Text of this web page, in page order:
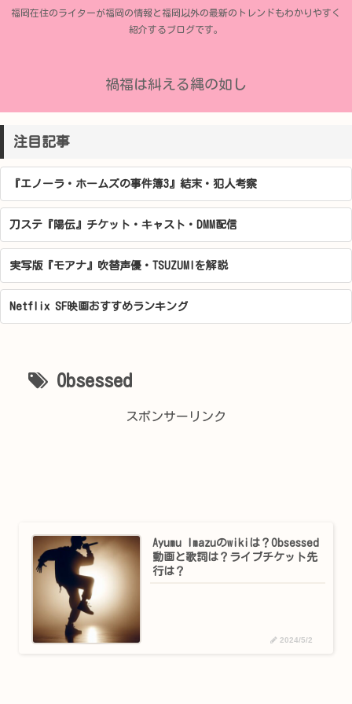
福岡在住のライターが福岡の情報と福岡以外の最新のトレンドもわかりやすく
紹介するブログです。
禍福は糾える縄の如し
注目記事
『エノーラ・ホームズの事件簿3』結末・犯人考察
刀ステ『陽伝』チケット・キャスト・DMM配信
実写版『モアナ』吹替声優・TSUZUMIを解説
Netflix SF映画おすすめランキング
Obsessed
スポンサーリンク
Ayumu Imazuのwikiは？Obsessed
動画と歌詞は？ライブチケット先
行は？
2024/5/2